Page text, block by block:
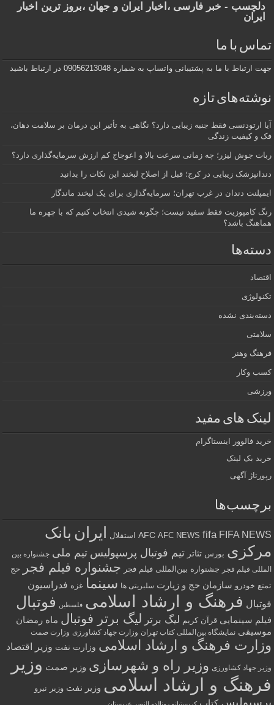
دلچسب - خبر فارسی ،اخبار ایران و جهان ،بروز ترین اخبار
ایران
تماس با ما
جهت ارتباط با ما به پشتیبانی واتساپ به شماره 09056213048 در ارتباط باشید
نوشته‌های تازه
آیا ارتودنسی فقط جنبه زیبایی دارد؟ نگاهی به تأثیر این درمان بر سلامت دهان،
فک و کیفیت زندگی
ربات جوش لیزر؛ چه زمانی سرعت بالا و اعوجاج کم ارزش سرمایه‌گذاری دارد؟
دندانپزشک زیبایی در کرج؛ قبل از اصلاح لبخند این نکات را بدانید
ایمپلنت دندان در غرب تهران؛ سرمایه‌گذاری برای یک لبخند ماندگار
رنگ کامپوزیت فقط سفید نیست؛ چگونه شیدی انتخاب کنیم که با چهره ما
هماهنگ باشد؟
دسته‌ها
اقتصاد
تکنولوژی
دسته‌بندی نشده
سلامتی
فرهنگ وهنر
کسب وکار
ورزشی
لینک های مفید
خرید فالوور اینستاگرام
خرید بک لینک
رپورتاژ آگهی
برچسب‌ها
AFC AFC NEWS fifa FIFA NEWS استقلال ایران بانک
مرکزی بورس تئاتر تیم فوتبال پرسپولیس تیم ملی جشنواره بین
المللی فیلم فجر جشنواره بین‌المللی فیلم فجر جشنواره فیلم فجر
حج
تمتع خودرو سازمان حج و زیارت سلبریتی ها سینما غزه فدراسیون
فوتبال فرهنگ و ارشاد اسلامی فلسطین فوتبال
فیلم سینمایی قرآن کریم لیگ برتر لیگ برتر فوتبال ماه رمضان
موسیقی نمایشگاه بین‌المللی کتاب تهران وزارت جهاد کشاورزی وزارت صمت
وزارت فرهنگ و ارشاد اسلامی وزارت نفت وزیر اقتصاد
وزیر جهاد کشاورزی وزیر راه و شهرسازی وزیر صمت وزیر
فرهنگ و ارشاد اسلامی وزیر نفت وزیر نیرو
پرسپولیس